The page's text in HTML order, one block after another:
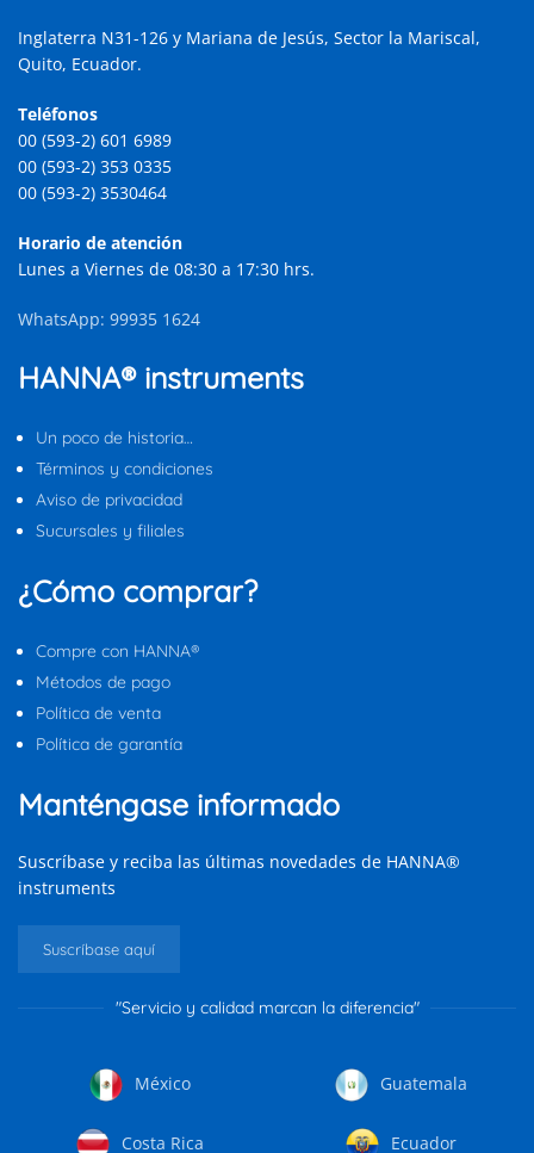
Inglaterra N31-126 y Mariana de Jesús, Sector la Mariscal,
Quito, Ecuador.
Teléfonos
00 (593-2) 601 6989
00 (593-2) 353 0335
00 (593-2) 3530464
Horario de atención
Lunes a Viernes de 08:30 a 17:30 hrs.
WhatsApp: 99935 1624
HANNA® instruments
Un poco de historia…
Términos y condiciones
Aviso de privacidad
Sucursales y filiales
¿Cómo comprar?
Compre con HANNA®
Métodos de pago
Política de venta
Política de garantía
Manténgase informado
Suscríbase y reciba las últimas novedades de HANNA®
instruments
Suscríbase aquí
"Servicio y calidad marcan la diferencia"
México Guatemala
Costa Rica Ecuador